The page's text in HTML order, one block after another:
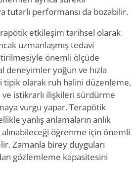
tutarlı performansı da bozabilir.
etkileşim tarihsel olarak
uzmanlaşmış tedavi
önemli ölçüde
deneyimler yoğun ve hızla
tipik olarak ruh halini düzenleme,
ve istikrarlı ilişkileri sürdürme
vurgu yapar. Terapötik
yanlış anlamaların anlık
öğrenme için önemli
Zamanla birey duyguları
gözlemleme kapasitesini